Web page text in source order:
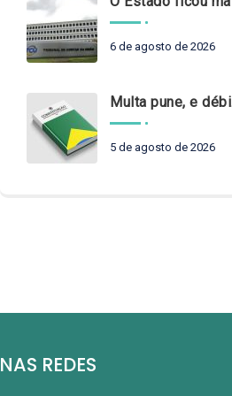
6 de agosto de 2026
Multa pune, e débito recompõe. § 3º do art. 71 da Constituição: um problema de legística formal
5 de agosto de 2026
NAS REDES